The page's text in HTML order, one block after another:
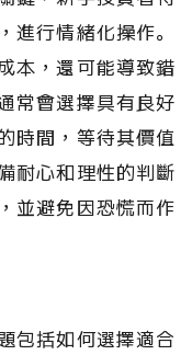
行情緒化操作。
本，還可能導致錯
常會選擇具有良好
時間，等待其價值
耐心和理性的判斷
並避免因恐慌而作
包括如何選擇適合